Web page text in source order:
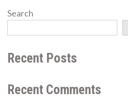
Search
Recent Posts
Recent Comments